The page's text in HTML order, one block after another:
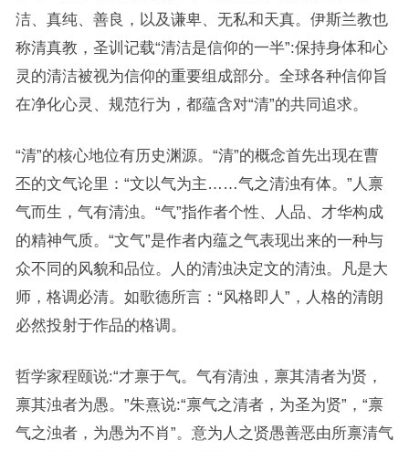
洁、真纯、善良，以及谦卑、无私和天真。伊斯兰教也
称清真教，圣训记载“清洁是信仰的一半”:保持身体和心
灵的清洁被视为信仰的重要组成部分。全球各种信仰旨
在净化心灵、规范行为，都蕴含对“清”的共同追求。
“清”的核心地位有历史渊源。“清”的概念首先出现在曹
丕的文气论里：“文以气为主……气之清浊有体。”人禀
气而生，气有清浊。“气”指作者个性、人品、才华构成
的精神气质。“文气”是作者内蕴之气表现出来的一种与
众不同的风貌和品位。人的清浊决定文的清浊。凡是大
师，格调必清。如歌德所言：“风格即人”，人格的清朗
必然投射于作品的格调。
哲学家程颐说:“才禀于气。气有清浊，禀其清者为贤，
禀其浊者为愚。”朱熹说:“禀气之清者，为圣为贤”，“禀
气之浊者，为愚为不肖”。意为人之贤愚善恶由所禀清气